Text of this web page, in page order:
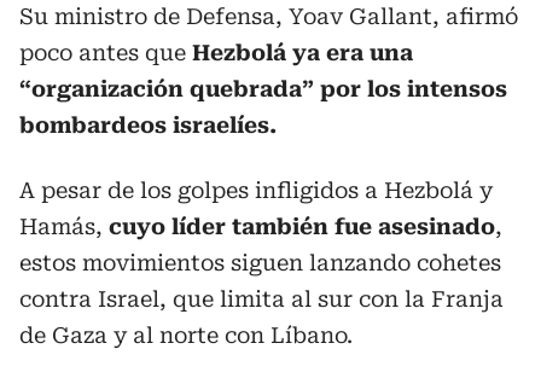
Su ministro de Defensa, Yoav Gallant, afirmó
poco antes que Hezbolá ya era una
“organización quebrada” por los intensos
bombardeos israelíes.
A pesar de los golpes infligidos a Hezbolá y
Hamás, cuyo líder también fue asesinado,
estos movimientos siguen lanzando cohetes
contra Israel, que limita al sur con la Franja
de Gaza y al norte con Líbano.